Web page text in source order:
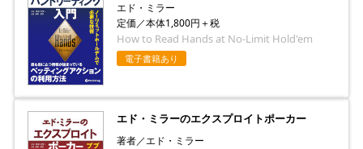
エド・ミラー
定価／本体1,800円＋税
How to Read Hands at No-Limit Hold'em
電子書籍あり
エド・ミラーのエクスプロイトポーカー
著者／エド・ミラー